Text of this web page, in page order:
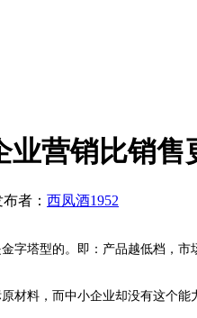
业营销比销售
者： 西凤酒1952
塔型的。即：产品越低档，市
料，而中小企业却没有这个能